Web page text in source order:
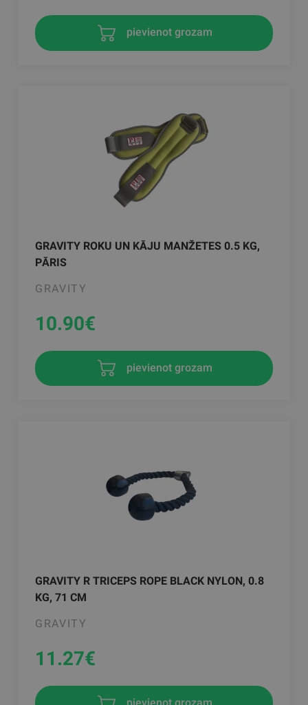
pievienot grozam
GRAVITY ROKU UN KĀJU MANŽETES 0.5 KG,
PĀRIS
GRAVITY
10.90€
pievienot grozam
GRAVITY R TRICEPS ROPE BLACK NYLON, 0.8
KG, 71 CM
GRAVITY
11.27€